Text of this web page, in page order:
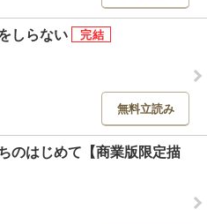
しらない
無料立読み
のはじめて【商業版限定描